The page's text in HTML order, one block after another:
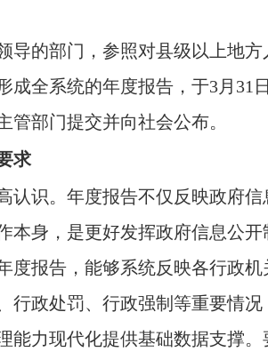
导的部门，参照对县级以上地
成全系统的年度报告，于3月31
管部门提交并向社会公布。
求
认识。 年度报告不仅反映政府
本身，是更好发挥政府信息公
度报告，能够系统反映各行政
行政处罚、行政强制等重要情
能力现代化提供基础数据支撑